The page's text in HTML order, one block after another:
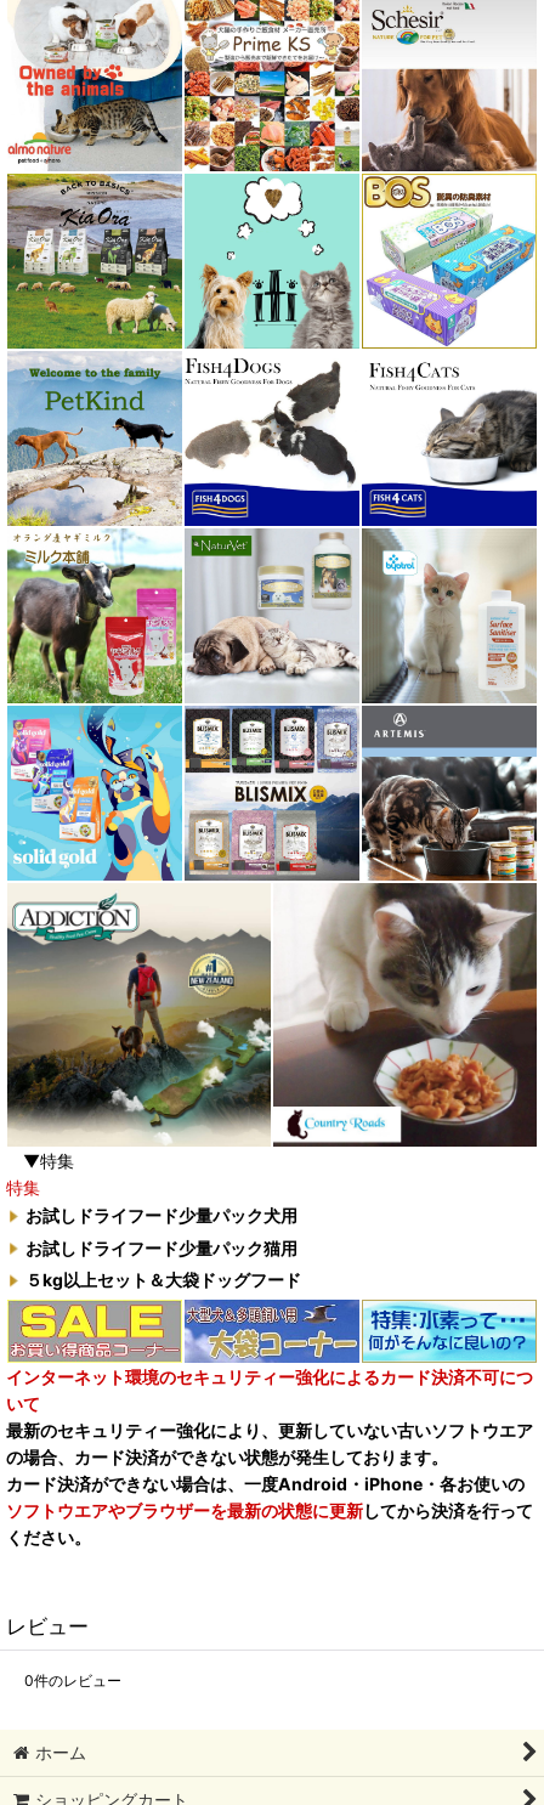
▼特集
特集
お試しドライフード少量パック犬用
お試しドライフード少量パック猫用
５kg以上セット＆大袋ドッグフード
インターネット環境のセキュリティー強化によるカード決済不可につ
いて
最新のセキュリティー強化により、更新していない古いソフトウエア
の場合、カード決済ができない状態が発生しております。
カード決済ができない場合は、一度Android・iPhone・各お使いの
ソフトウエアやブラウザーを最新の状態に更新してから決済を行って
ください。
レビュー
0件のレビュー
ホーム
ショッピングカート